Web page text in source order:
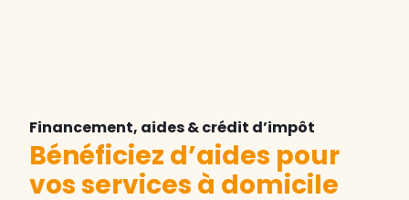
Financement, aides & crédit d’impôt
Bénéficiez d’aides pour
vos services à domicile